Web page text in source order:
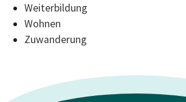
Weiterbildung
Wohnen
Zuwanderung